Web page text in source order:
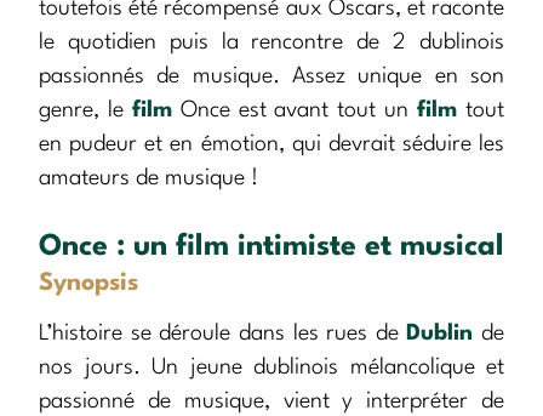
toutefois été récompensé aux Oscars, et raconte
le quotidien puis la rencontre de 2 dublinois
passionnés de musique. Assez unique en son
genre, le filmOnce est avant tout unfilm tout
en pudeur et en émotion, qui devrait séduire les
amateurs de musique !
Once : un film intimiste et musical
Synopsis
L’histoire se déroule dans les rues de Dublin de
nos jours. Un jeune dublinois mélancolique et
passionné de musique, vient y interpréter de